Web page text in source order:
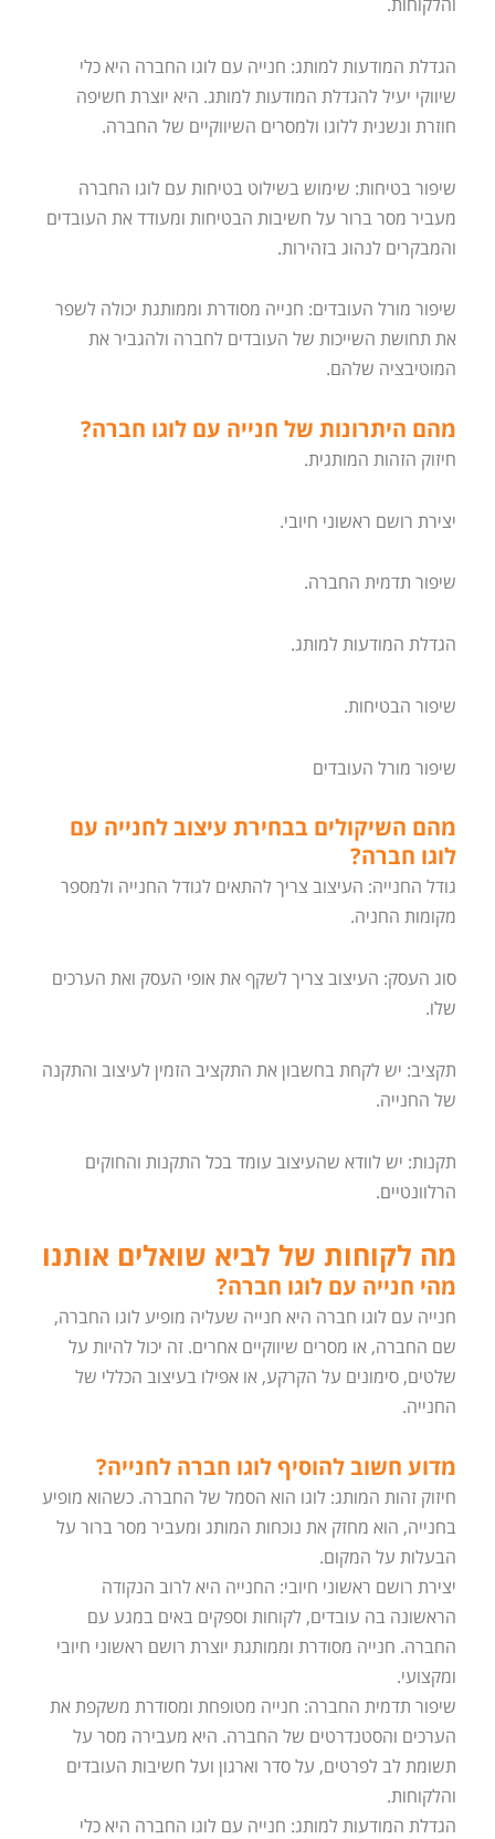
הגדלת המודעות למותג: חנייה עם לוגו החברה היא כלי
שיווקי יעיל להגדלת המודעות למותג. היא יוצרת חשיפה
חוזרת ונשנית ללוגו ולמסרים השיווקיים של החברה.
שיפור בטיחות: שימוש בשילוט בטיחות עם לוגו החברה
מעביר מסר ברור על חשיבות הבטיחות ומעודד את העובדים
והמבקרים לנהוג בזהירות.
שיפור מורל העובדים: חנייה מסודרת וממותגת יכולה לשפר
את תחושת השייכות של העובדים לחברה ולהגביר את
המוטיבציה שלהם.
מהם היתרונות של חנייה עם לוגו חברה?
חיזוק הזהות המותגית.
יצירת רושם ראשוני חיובי.
שיפור תדמית החברה.
הגדלת המודעות למותג.
שיפור הבטיחות.
שיפור מורל העובדים
מהם השיקולים בבחירת עיצוב לחנייה עם
לוגו חברה?
גודל החנייה: העיצוב צריך להתאים לגודל החנייה ולמספר
מקומות החניה.
סוג העסק: העיצוב צריך לשקף את אופי העסק ואת הערכים
שלו.
תקציב: יש לקחת בחשבון את התקציב הזמין לעיצוב והתקנה
של החנייה.
תקנות: יש לוודא שהעיצוב עומד בכל התקנות והחוקים
הרלוונטיים.
מה לקוחות של לביא שואלים אותנו
מהי חנייה עם לוגו חברה?
חנייה עם לוגו חברה היא חנייה שעליה מופיע לוגו החברה,
שם החברה, או מסרים שיווקיים אחרים. זה יכול להיות על
שלטים, סימונים על הקרקע, או אפילו בעיצוב הכללי של
החנייה.
מדוע חשוב להוסיף לוגו חברה לחנייה?
חיזוק זהות המותג: לוגו הוא הסמל של החברה. כשהוא מופיע
בחנייה, הוא מחזק את נוכחות המותג ומעביר מסר ברור על
הבעלות על המקום.
יצירת רושם ראשוני חיובי: החנייה היא לרוב הנקודה
הראשונה בה עובדים, לקוחות וספקים באים במגע עם
החברה. חנייה מסודרת וממותגת יוצרת רושם ראשוני חיובי
ומקצועי.
שיפור תדמית החברה: חנייה מטופחת ומסודרת משקפת את
הערכים והסטנדרטים של החברה. היא מעבירה מסר על
תשומת לב לפרטים, על סדר וארגון ועל חשיבות העובדים
והלקוחות.
הגדלת המודעות למותג: חנייה עם לוגו החברה היא כלי